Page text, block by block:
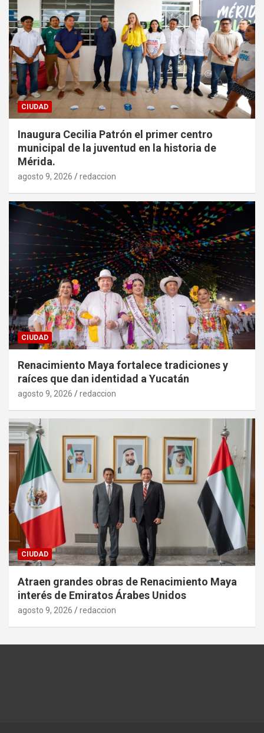
CIUDAD
Inaugura Cecilia Patrón el primer centro
municipal de la juventud en la historia de
Mérida.
agosto 9, 2026 redaccion
CIUDAD
Renacimiento Maya fortalece tradiciones y
raíces que dan identidad a Yucatán
agosto 9, 2026 redaccion
CIUDAD
Atraen grandes obras de Renacimiento Maya
interés de Emiratos Árabes Unidos
agosto 9, 2026 redaccion